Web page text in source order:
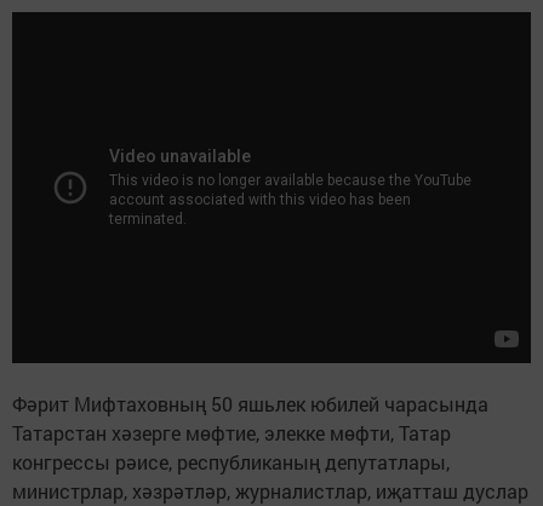
Фәрит Мифтаховның 50 яшьлек юбилей чарасында
Татарстан хәзерге мөфтие, элекке мөфти, Татар
конгрессы рәисе, республиканың депутатлары,
министрлар, хәзрәтләр, журналистлар, иҗатташ дуслар